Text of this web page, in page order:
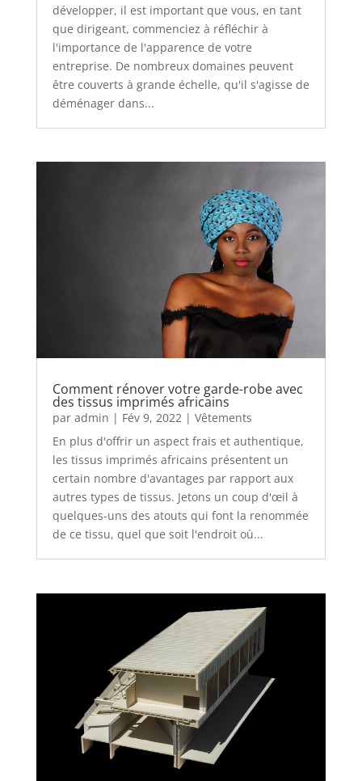
développer, il est important que vous, en tant
que dirigeant, commenciez à réfléchir à
l'importance de l'apparence de votre
entreprise. De nombreux domaines peuvent
être couverts à grande échelle, qu'il s'agisse de
déménager dans...
Comment rénover votre garde-robe avec
des tissus imprimés africains
par admin | Fév 9, 2022| Vêtements
En plus d'offrir un aspect frais et authentique,
les tissus imprimés africains présentent un
certain nombre d'avantages par rapport aux
autres types de tissus. Jetons un coup d'œil à
quelques-uns des atouts qui font la renommée
de ce tissu, quel que soit l'endroit où...